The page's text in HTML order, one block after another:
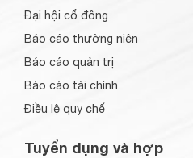
Đại hội cổ đông
Báo cáo thường niên
Báo cáo quản trị
Báo cáo tài chính
Điều lệ quy chế
Tuyển dụng và hợp